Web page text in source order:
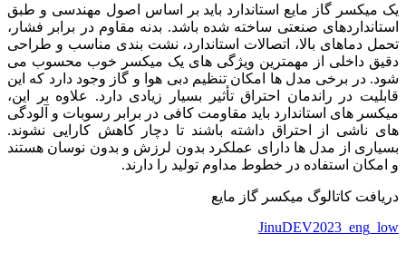
یک میکسر گاز مایع استاندارد باید بر اساس اصول مهندسی و طبق
استانداردهای صنعتی ساخته شده باشد. بدنه مقاوم در برابر فشار،
تحمل دماهای بالا، اتصالات استاندارد، نشت‌ بندی مناسب و طراحی
دقیق داخلی از مهمترین ویژگی‌ های یک میکسر خوب محسوب می‌
شود. در برخی مدل‌ ها امکان تنظیم دبی هوا و گاز وجود دارد که این
قابلیت در راندمان احتراق تأثیر بسیار زیادی دارد. علاوه بر این،
میکسر های استاندارد باید مقاومت کافی در برابر رسوبات و آلودگی‌
های ناشی از احتراق داشته باشند تا دچار کاهش کارایی نشوند.
بسیاری از مدل‌ ها دارای عملکرد بدون لرزش و بدون نوسان هستند
و امکان استفاده در خطوط مداوم تولید را دارند.
دریافت کاتالوگ میکسر گاز مایع
JinuDEV2023_eng_low